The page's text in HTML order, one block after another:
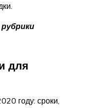
для
году: сроки,